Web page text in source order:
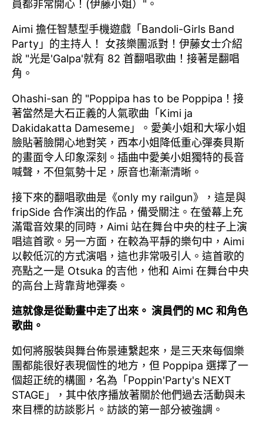
員都非常開心！(伊藤小姐）"。
Aimi 擔任智慧型手機遊戲「Bandoli-Girls Band
Party」的主持人！ 女孩樂團派對！伊藤女士介紹
說 "光是'Galpa'就有 82 首翻唱歌曲！接著是翻唱
角。
Ohashi-san 的 "Poppipa has to be Poppipa！接
著當然是大石正義的人氣歌曲「Kimi ja
Dakidakatta Dameseme」。愛美小姐和大塚小姐
臉貼著臉開心地對笑，西本小姐降低重心彈奏貝斯
的畫面令人印象深刻。插曲中愛美小姐獨特的長音
喊聲，不但氣勢十足，原音也漸漸清晰。
接下來的翻唱歌曲是《only my railgun》，這是與
fripSide 合作演出的作品，備受關注。在螢幕上充
滿電音效果的同時，Aimi 站在舞台中央的柱子上演
唱這首歌。另一方面，在較為平靜的樂句中，Aimi
以較低沉的方式演唱，這也非常吸引人。這首歌的
亮點之一是 Otsuka 的吉他，他和 Aimi 在舞台中央
的高台上背靠背地彈奏。
這就像是從動畫中走了出來。 演員們的 MC 和角色
歌曲。
如何將服裝與舞台佈景連繫起來，是三天來每個樂
團都能很好表現個性的地方，但 Poppipa 選擇了一
個超正统的構圖，名為「Poppin'Party's NEXT
STAGE」，其中依序播放著關於他們過去活動與未
來目標的訪談影片。訪談的第一部分被強調。